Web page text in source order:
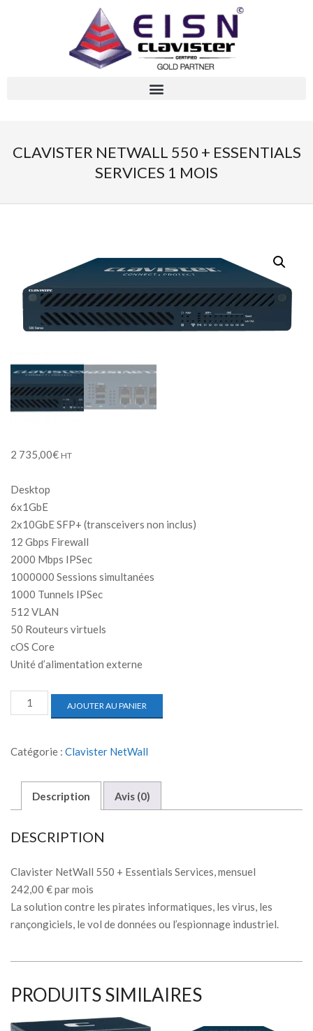
CLAVISTER NETWALL 550 + ESSENTIALS
SERVICES 1 MOIS
2 735,00€ HT
Desktop
6x1GbE
2x10GbE SFP+ (transceivers non inclus)
12 Gbps Firewall
2000 Mbps IPSec
1000000 Sessions simultanées
1000 Tunnels IPSec
512 VLAN
50 Routeurs virtuels
cOS Core
Unité d’alimentation externe
AJOUTER AU PANIER
Catégorie : Clavister NetWall
Description Avis (0)
DESCRIPTION
Clavister NetWall 550 + Essentials Services, mensuel
242,00 € par mois
La solution contre les pirates informatiques, les virus, les
rançongiciels, le vol de données ou l’espionnage industriel.
PRODUITS SIMILAIRES